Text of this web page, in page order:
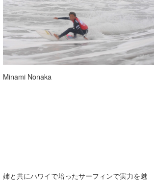
Minami Nonaka
姉と共にハワイで培ったサーフィンで実力を魅